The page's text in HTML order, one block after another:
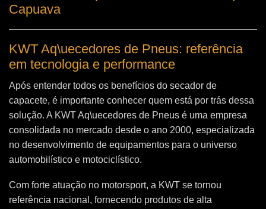
Capuava
KWT Aq\uecedores de Pneus: referência
em tecnologia e performance
Após entender todos os benefícios do secador de
capacete, é importante conhecer quem está por trás dessa
solução. A KWT Aq\uecedores de Pneus é uma empresa
consolidada no mercado desde o ano 2000, especializada
no desenvolvimento de equipamentos para o universo
automobilístico e motociclístico.
Com forte atuação no motorsport, a KWT se tornou
referência nacional, fornecendo produtos de alta